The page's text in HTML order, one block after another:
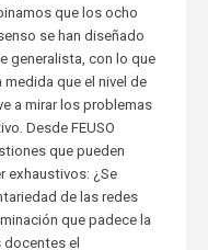
que los ocho
se han diseñado
generalista, con lo que
que el nivel de
a mirar los problemas
Desde FEUSO
que pueden
exhaustivos: ¿Se
de las redes
que padece la
docentes el